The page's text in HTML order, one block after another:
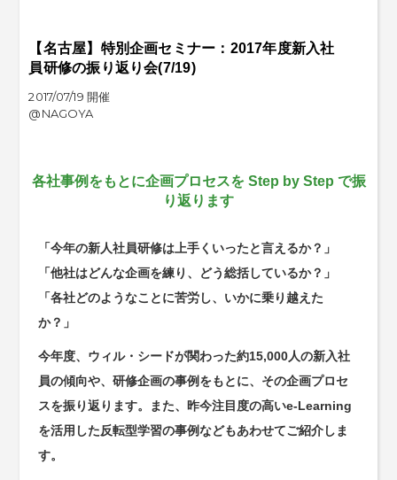
【名古屋】特別企画セミナー：2017年度新入社
員研修の振り返り会(7/19)
2017/07/19 開催
@NAGOYA
各社事例をもとに企画プロセスを Step by Step で振
り返ります
「今年の新人社員研修は上手くいったと言えるか？」
「他社はどんな企画を練り、どう総括しているか？」
「各社どのようなことに苦労し、いかに乗り越えた
か？」
今年度、ウィル・シードが関わった約15,000人の新入社
員の傾向や、研修企画の事例をもとに、その企画プロセ
スを振り返ります。また、昨今注目度の高いe-Learning
を活用した反転型学習の事例などもあわせてご紹介しま
す。